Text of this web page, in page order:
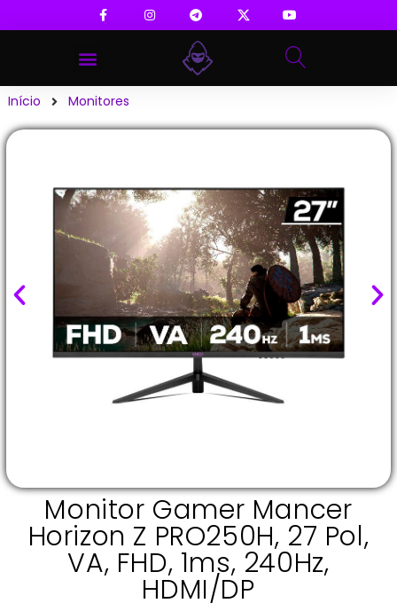
Início Monitores
Monitor Gamer Mancer
Horizon Z PRO250H, 27 Pol,
VA, FHD, 1ms, 240Hz,
HDMI/DP